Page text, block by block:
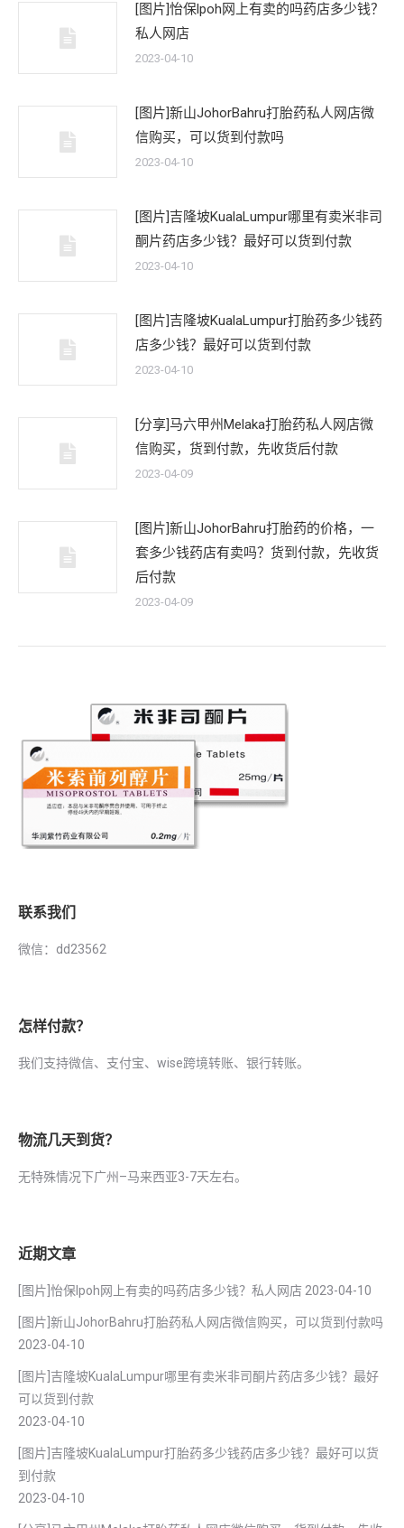
[图片]怡保lpoh网上有卖的吗药店多少钱？
私人网店
2023-04-10
[图片]新山JohorBahru打胎药私人网店微
信购买，可以货到付款吗
2023-04-10
[图片]吉隆坡KualaLumpur哪里有卖米非司
酮片药店多少钱？最好可以货到付款
2023-04-10
[图片]吉隆坡KualaLumpur打胎药多少钱药
店多少钱？最好可以货到付款
2023-04-10
[分享]马六甲州Melaka打胎药私人网店微
信购买，货到付款，先收货后付款
2023-04-09
[图片]新山JohorBahru打胎药的价格，一
套多少钱药店有卖吗？货到付款，先收货
后付款
2023-04-09
联系我们
微信：dd23562
怎样付款？
我们支持微信、支付宝、wise跨境转账、银行转账。
物流几天到货？
无特殊情况下广州–马来西亚3-7天左右。
近期文章
[图片]怡保lpoh网上有卖的吗药店多少钱？私人网店 2023-04-10
[图片]新山JohorBahru打胎药私人网店微信购买，可以货到付款吗
2023-04-10
[图片]吉隆坡KualaLumpur哪里有卖米非司酮片药店多少钱？最好
可以货到付款
2023-04-10
[图片]吉隆坡KualaLumpur打胎药多少钱药店多少钱？最好可以货
到付款
2023-04-10